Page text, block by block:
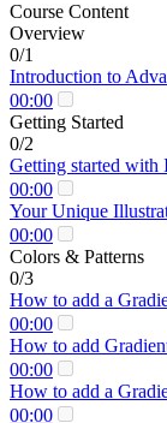
Course Content
Overview
0/1
Introduction to
00:00
Getting Started
0/2
Getting started with
00:00
Your Unique
00:00
Colors & Patterns
0/3
How to add a
00:00
How to add
00:00
How to add a
00:00